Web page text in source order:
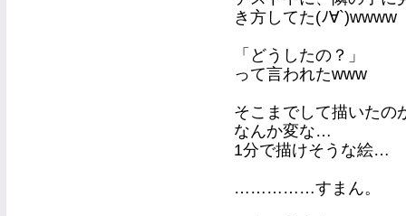
き方してた(ﾉ∀`)wwww
「どうしたの？」
って言われたwww
そこまでして描いた
なんか変な…
1分で描けそうな絵…
……………すまん。